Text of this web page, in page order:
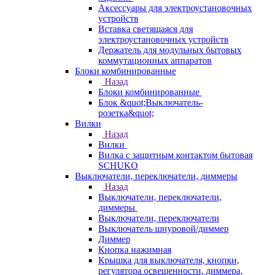
Аксессуары для электроустановочных
устройств
Вставка светящаяся для
электроустановочных устройств
Держатель для модульных бытовых
коммутационных аппаратов
Блоки комбинированные
Назад
Блоки комбинированные
Блок &quot;Выключатель-
розетка&quot;
Вилки
Назад
Вилки
Вилка с защитным контактом бытовая
SCHUKO
Выключатели, переключатели, диммеры
Назад
Выключатели, переключатели,
диммеры
Выключатели, переключатели
Выключатель шнуровой/диммер
Диммер
Кнопка нажимная
Крышка для выключателя, кнопки,
регулятора освещенности, диммера,